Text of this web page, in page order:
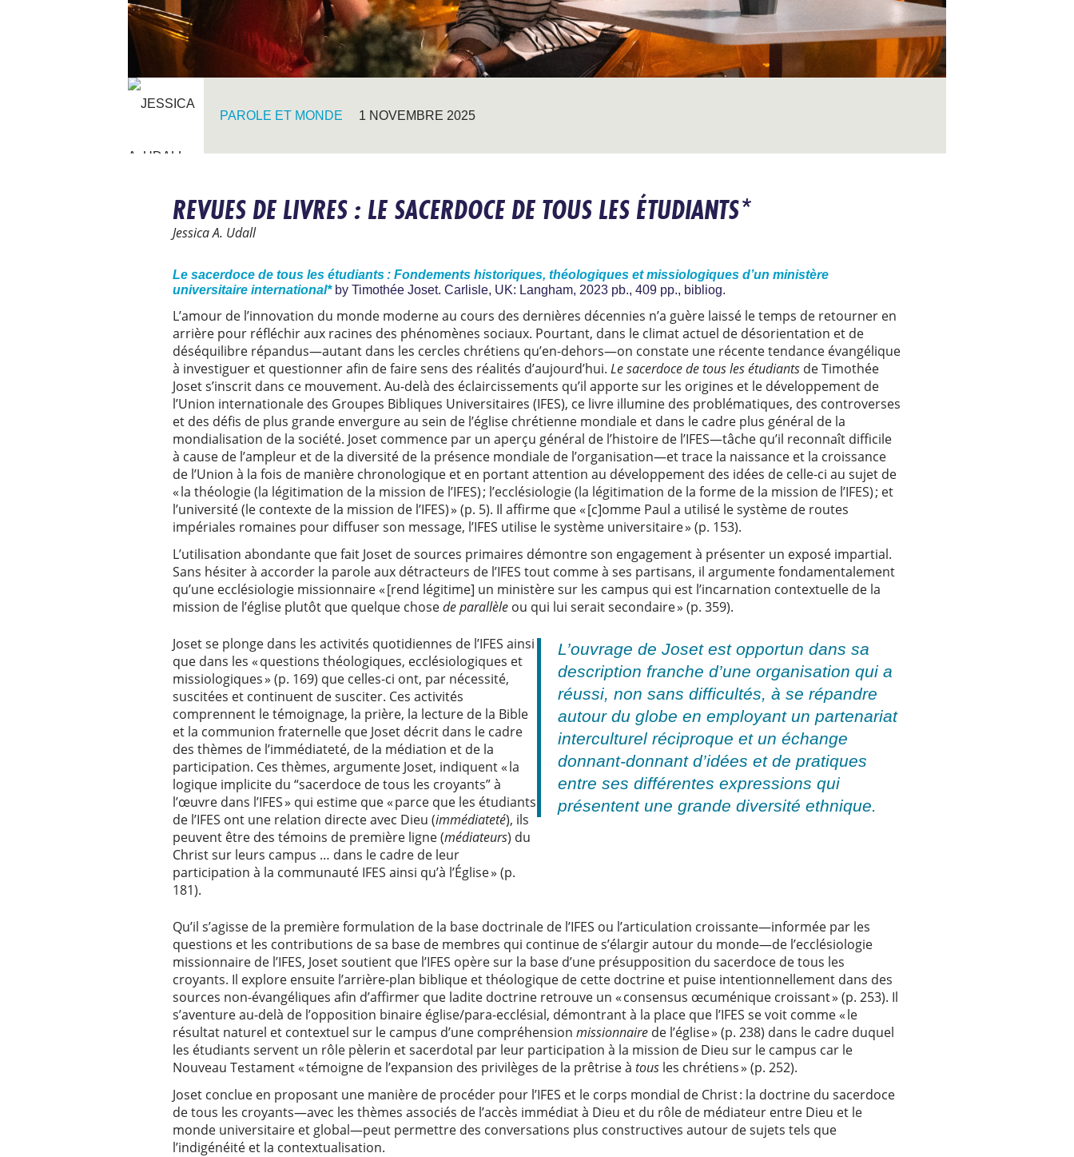
PAROLE ET MONDE 1 NOVEMBRE 2025
REVUES DE LIVRES : LE SACERDOCE DE TOUS LES ÉTUDIANTS*
Jessica A. Udall
Le sacerdoce de tous les étudiants : Fondements historiques, théologiques et missiologiques d’un ministère
universitaire international* by Timothée Joset. Carlisle, UK: Langham, 2023 pb., 409 pp., bibliog.
L’amour de l’innovation du monde moderne au cours des dernières décennies n’a guère laissé le temps de retourner en
arrière pour réfléchir aux racines des phénomènes sociaux. Pourtant, dans le climat actuel de désorientation et de
déséquilibre répandus—autant dans les cercles chrétiens qu’en-dehors—on constate une récente tendance évangélique
à investiguer et questionner afin de faire sens des réalités d’aujourd’hui. Le sacerdoce de tous les étudiants de Timothée
Joset s’inscrit dans ce mouvement. Au-delà des éclaircissements qu’il apporte sur les origines et le développement de
l’Union internationale des Groupes Bibliques Universitaires (IFES), ce livre illumine des problématiques, des controverses
et des défis de plus grande envergure au sein de l’église chrétienne mondiale et dans le cadre plus général de la
mondialisation de la société. Joset commence par un aperçu général de l’histoire de l’IFES—tâche qu’il reconnaît difficile
à cause de l’ampleur et de la diversité de la présence mondiale de l’organisation—et trace la naissance et la croissance
de l’Union à la fois de manière chronologique et en portant attention au développement des idées de celle-ci au sujet de
« la théologie (la légitimation de la mission de l’IFES) ; l’ecclésiologie (la légitimation de la forme de la mission de l’IFES) ; et
l’université (le contexte de la mission de l’IFES) » (p. 5). Il affirme que « [c]omme Paul a utilisé le système de routes
impériales romaines pour diffuser son message, l’IFES utilise le système universitaire » (p. 153).
L’utilisation abondante que fait Joset de sources primaires démontre son engagement à présenter un exposé impartial.
Sans hésiter à accorder la parole aux détracteurs de l’IFES tout comme à ses partisans, il argumente fondamentalement
qu’une ecclésiologie missionnaire « [rend légitime] un ministère sur les campus qui est l’incarnation contextuelle de la
mission de l’église plutôt que quelque chosede parallèle ou qui lui serait secondaire » (p. 359).
Joset se plonge dans les activités quotidiennes de l’IFES ainsi
que dans les « questions théologiques, ecclésiologiques et
missiologiques » (p. 169) que celles-ci ont, par nécessité,
suscitées et continuent de susciter. Ces activités
comprennent le témoignage, la prière, la lecture de la Bible
et la communion fraternelle que Joset décrit dans le cadre
des thèmes de l’immédiateté, de la médiation et de la
participation. Ces thèmes, argumente Joset, indiquent « la
logique implicite du “sacerdoce de tous les croyants” à
l’œuvre dans l’IFES » qui estime que « parce que les étudiants
de l’IFES ont une relation directe avec Dieu (immédiateté), ils
peuvent être des témoins de première ligne (médiateurs) du
Christ sur leurs campus … dans le cadre de leur
participation à la communauté IFES ainsi qu’à l’Église » (p.
181).
L’ouvrage de Joset est opportun dans sa
description franche d’une organisation qui a
réussi, non sans difficultés, à se répandre
autour du globe en employant un partenariat
interculturel réciproque et un échange
donnant-donnant d’idées et de pratiques
entre ses différentes expressions qui
présentent une grande diversité ethnique.
Qu’il s’agisse de la première formulation de la base doctrinale de l’IFES ou l’articulation croissante—informée par les
questions et les contributions de sa base de membres qui continue de s’élargir autour du monde—de l’ecclésiologie
missionnaire de l’IFES, Joset soutient que l’IFES opère sur la base d’une présupposition du sacerdoce de tous les
croyants. Il explore ensuite l’arrière-plan biblique et théologique de cette doctrine et puise intentionnellement dans des
sources non-évangéliques afin d’affirmer que ladite doctrine retrouve un « consensus œcuménique croissant » (p. 253). Il
s’aventure au-delà de l’opposition binaire église/para-ecclésial, démontrant à la place que l’IFES se voit comme « le
résultat naturel et contextuel sur le campus d’une compréhension missionnaire de l’église » (p. 238) dans le cadre duquel
les étudiants servent un rôle pèlerin et sacerdotal par leur participation à la mission de Dieu sur le campus car le
Nouveau Testament « témoigne de l’expansion des privilèges de la prêtrise à tous les chrétiens » (p. 252).
Joset conclue en proposant une manière de procéder pour l’IFES et le corps mondial de Christ : la doctrine du sacerdoce
de tous les croyants—avec les thèmes associés de l’accès immédiat à Dieu et du rôle de médiateur entre Dieu et le
monde universitaire et global—peut permettre des conversations plus constructives autour de sujets tels que
l’indigénéité et la contextualisation.